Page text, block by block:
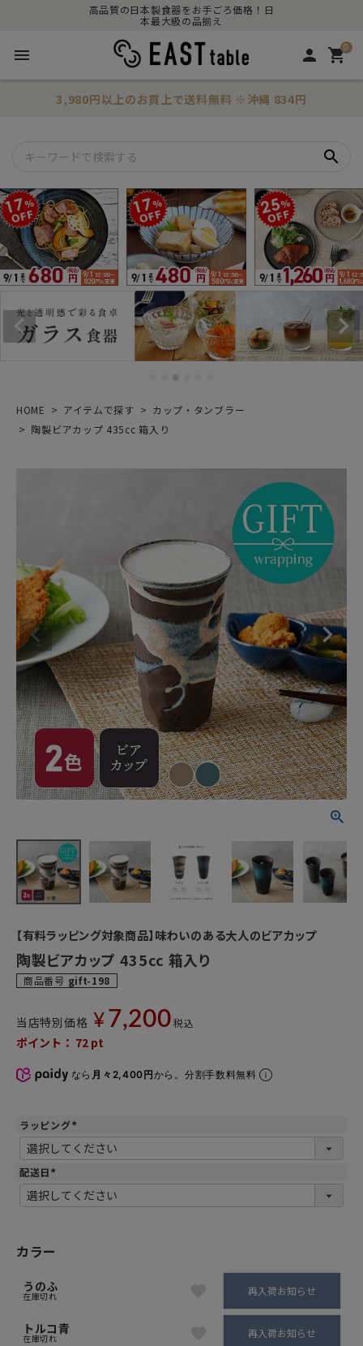
高品質の日本製食器をお手ごろ価格！日
本最大級の品揃え
menu person 0
shopping_cart
3,980円以上のお買上で送料無料 ※沖縄 834円
search
HOME アイテムで探す
カップ・タンブラー
陶製ビアカップ 435cc 箱入り
【有料ラッピング対象商品】味わいのある大人のビアカップ
陶製ビアカップ 435cc 箱入り
商品番号 gift-198
当店特別価格 ¥ 7,200 税込
ポイント： 72 pt
なら 月々2,400円から。分割手数料無料
ラッピング
(
必
須
)
配送日
(
必
須
)
カラー
うのふ
在庫切れ 再入荷お知らせ
トルコ青
在庫切れ 再入荷お知らせ